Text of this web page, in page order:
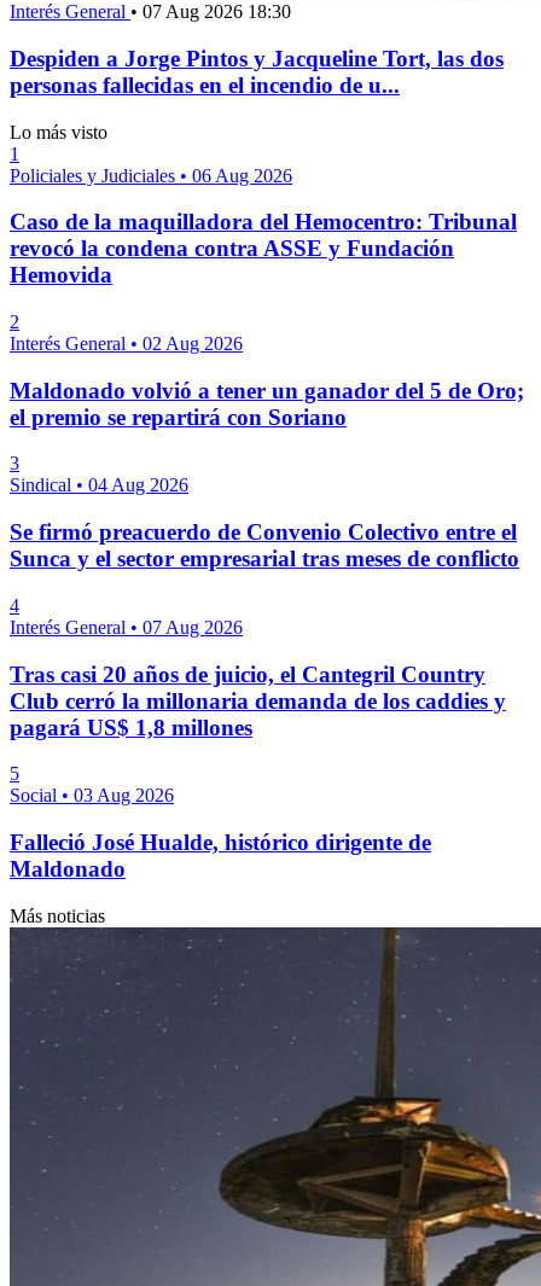
Interés General • 07 Aug 2026 18:30
Despiden a Jorge Pintos y Jacqueline Tort, las dos
personas fallecidas en el incendio de u...
Lo más visto
1
Policiales y Judiciales • 06 Aug 2026
Caso de la maquilladora del Hemocentro: Tribunal
revocó la condena contra ASSE y Fundación
Hemovida
2
Interés General • 02 Aug 2026
Maldonado volvió a tener un ganador del 5 de Oro;
el premio se repartirá con Soriano
3
Sindical • 04 Aug 2026
Se firmó preacuerdo de Convenio Colectivo entre el
Sunca y el sector empresarial tras meses de conflicto
4
Interés General • 07 Aug 2026
Tras casi 20 años de juicio, el Cantegril Country
Club cerró la millonaria demanda de los caddies y
pagará US$ 1,8 millones
5
Social • 03 Aug 2026
Falleció José Hualde, histórico dirigente de
Maldonado
Más noticias